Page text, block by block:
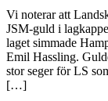
Vi noterar att
JSM-guld i
laget simmade
Emil Hassling.
stor seger för LS
[…]